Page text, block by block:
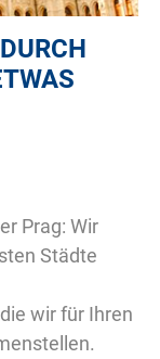
Prag: Wir
Städte
wir für Ihren